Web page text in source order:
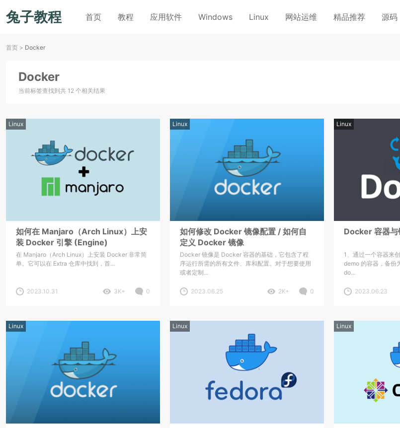
兔子教程 首页 教程 应用软件 Windows Linux 网站运维 精品推荐 源码
首页 > Docker
Docker
当前标签查找到共 12 个相关结果
Linux
如何在 Manjaro（Arch Linux）上安
装 Docker 引擎 (Engine)
在 Manjaro（Arch Linux）上安装 Docker 非常简
单。它可以在 Extra 仓库中找到，首...
2023.10.31 3K+ 0
Linux
如何修改 Docker 镜像配置 / 如何自
定义 Docker 镜像
Docker 镜像是 Docker 容器的基础，它包含了程
序运行所需的所有文件、库和配置。对于想要使用
或者定制...
2023.06.25 2K+ 0
Linux
Docker 容器与
1、通过一个容器来
demo 的容器，备份
do...
2023.06.23
Linux Linux Linux